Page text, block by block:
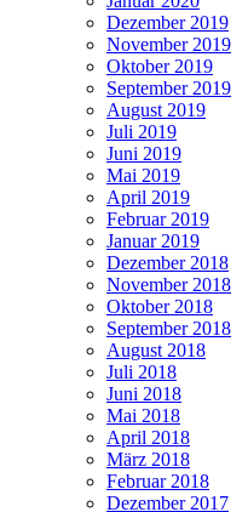
Dezember 2019
November 2019
Oktober 2019
September 2019
August 2019
Juli 2019
Juni 2019
Mai 2019
April 2019
Februar 2019
Januar 2019
Dezember 2018
November 2018
Oktober 2018
September 2018
August 2018
Juli 2018
Juni 2018
Mai 2018
April 2018
März 2018
Februar 2018
Dezember 2017